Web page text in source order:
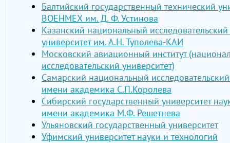
Балтийский государственный технический
ВОЕНМЕХ им. Д. Ф. Устинова
Казанский национальный
университет им. А.Н. Туполева-КАИ
Московский авиационный институт
исследовательский университет)
Самарский национальный
имени академика С.П.Королева
Сибирский государственный университет
имени академика М.Ф. Решетнева
Ульяновский государственный университет
Уфимский университет науки и технологий